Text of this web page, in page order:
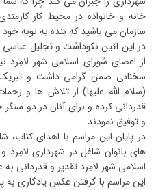
خانه و خانواده در محیط کار
سازمان می باشید که بنده به نوبه
در این آئین نکوداشت و تجلیل
از اعضای شورای اسلامی شهر
سخنانی ضمن گرامی داشت و تبریک
(سلام الله علیها) از تلاش ها و
قدردانی کرده و برای آنان در دو سنگر
و توفیق نمودند.
در پایان این مراسم با اهدای
های بانوان شاغل در شهرداری
اسلامی شهر لامِرد تقدیر و قدردانی
این مراسم با گرفتن عکس یادگاری به